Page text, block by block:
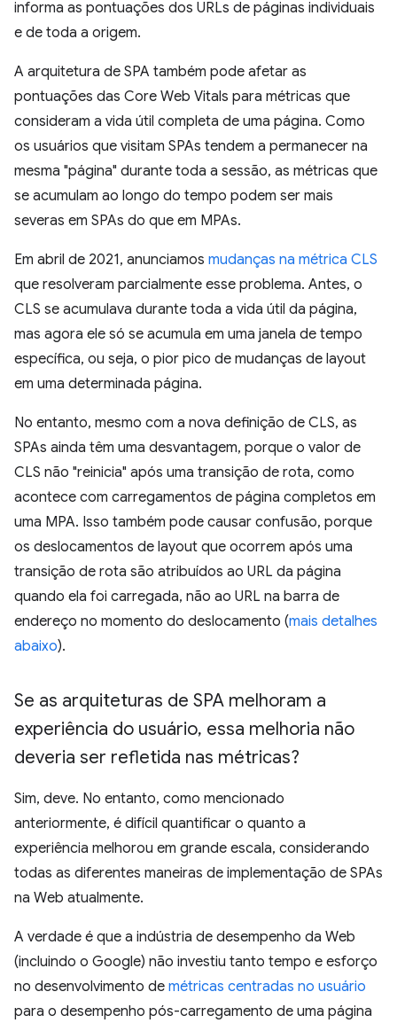
informa as pontuações dos URLs de páginas individuais
e de toda a origem.
A arquitetura de SPA também pode afetar as
pontuações das Core Web Vitals para métricas que
consideram a vida útil completa de uma página. Como
os usuários que visitam SPAs tendem a permanecer na
mesma "página" durante toda a sessão, as métricas que
se acumulam ao longo do tempo podem ser mais
severas em SPAs do que em MPAs.
Em abril de 2021, anunciamos mudanças na métrica CLS
que resolveram parcialmente esse problema. Antes, o
CLS se acumulava durante toda a vida útil da página,
mas agora ele só se acumula em uma janela de tempo
específica, ou seja, o pior pico de mudanças de layout
em uma determinada página.
No entanto, mesmo com a nova definição de CLS, as
SPAs ainda têm uma desvantagem, porque o valor de
CLS não "reinicia" após uma transição de rota, como
acontece com carregamentos de página completos em
uma MPA. Isso também pode causar confusão, porque
os deslocamentos de layout que ocorrem após uma
transição de rota são atribuídos ao URL da página
quando ela foi carregada, não ao URL na barra de
endereço no momento do deslocamento (mais detalhes
abaixo).
Se as arquiteturas de SPA melhoram a
experiência do usuário, essa melhoria não
deveria ser refletida nas métricas?
Sim, deve. No entanto, como mencionado
anteriormente, é difícil quantificar o quanto a
experiência melhorou em grande escala, considerando
todas as diferentes maneiras de implementação de SPAs
na Web atualmente.
A verdade é que a indústria de desempenho da Web
(incluindo o Google) não investiu tanto tempo e esforço
no desenvolvimento de métricas centradas no usuário
para o desempenho pós-carregamento de uma página